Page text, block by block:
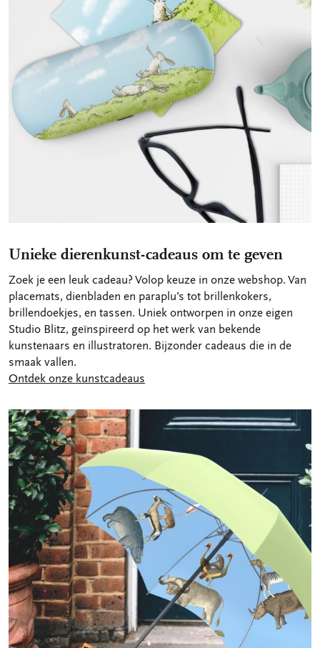
Unieke dierenkunst-cadeaus om te geven
Zoek je een leuk cadeau? Volop keuze in onze webshop. Van
placemats, dienbladen en paraplu’s tot brillenkokers,
brillendoekjes, en tassen. Uniek ontworpen in onze eigen
Studio Blitz, geïnspireerd op het werk van bekende
kunstenaars en illustratoren. Bijzonder cadeaus die in de
smaak vallen.
Ontdek onze kunstcadeaus